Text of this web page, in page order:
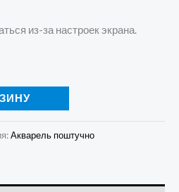
из-за настроек экрана.
Акварель поштучно